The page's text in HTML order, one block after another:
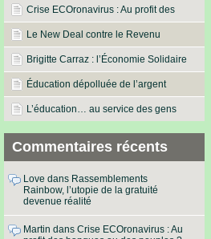
Crise ECOronavirus : Au profit des
banques ou des peuples ?
Le New Deal contre le Revenu
d’Existence
Brigitte Carraz : l’Économie Solidaire
dans les actes !
Éducation dépolluée de l’argent
L’éducation… au service des gens
Commentaires récents
Love dans Rassemblements
Rainbow, l’utopie de la gratuité
devenue réalité
Martin dans Crise ECOronavirus : Au